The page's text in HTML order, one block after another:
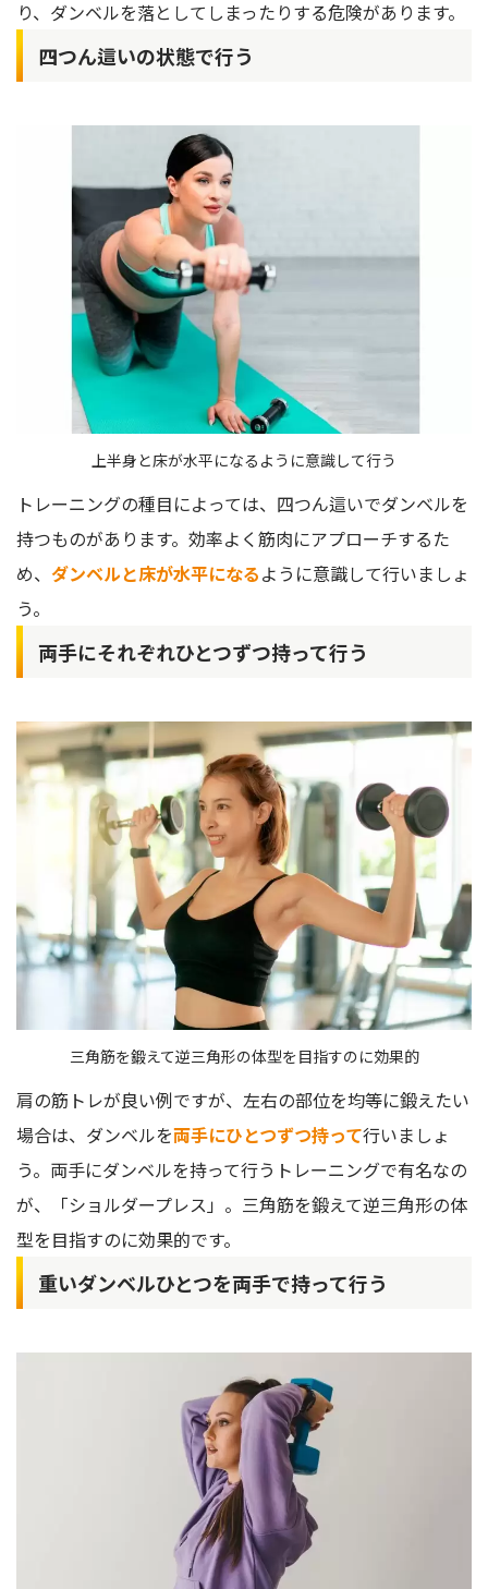
り、ダンベルを落としてしまったりする危険があります。
四つん這いの状態で行う
上半身と床が水平になるように意識して行う
トレーニングの種目によっては、四つん這いでダンベルを
持つものがあります。効率よく筋肉にアプローチするた
め、 ダンベルと床が水平になるように意識して行いましょ
う。
両手にそれぞれひとつずつ持って行う
三角筋を鍛えて逆三角形の体型を目指すのに効果的
肩の筋トレが良い例ですが、左右の部位を均等に鍛えたい
場合は、ダンベルを両手にひとつずつ持って行いましょ
う。両手にダンベルを持って行うトレーニングで有名なの
が、「ショルダープレス」。三角筋を鍛えて逆三角形の体
型を目指すのに効果的です。
重いダンベルひとつを両手で持って行う